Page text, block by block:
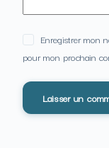
Enregistrer mon
pour mon prochain